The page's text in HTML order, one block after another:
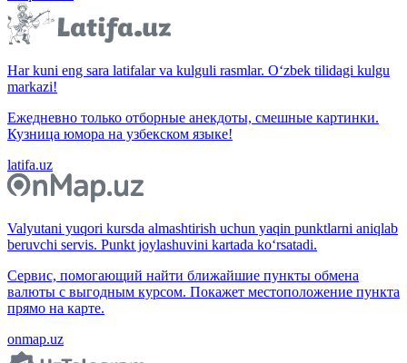
Har kuni eng sara latifalar va kulguli rasmlar. O‘zbek tilidagi kulgu
markazi!
Ежедневно только отборные анекдоты, смешные картинки.
Кузница юмора на узбекском языке!
latifa.uz
Valyutani yuqori kursda almashtirish uchun yaqin punktlarni aniqlab
beruvchi servis. Punkt joylashuvini kartada ko‘rsatadi.
Сервис, помогающий найти ближайшие пункты обмена
валюты с выгодным курсом. Покажет местоположение пункта
прямо на карте.
onmap.uz